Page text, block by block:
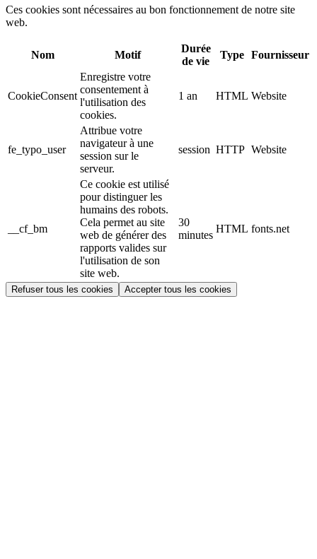
Ces cookies sont nécessaires au bon fonctionnement de notre site
web.
Nom Motif
Durée
de vie
Type Fournisseur
CookieConsent
Enregistre votre
consentement à
l'utilisation des
cookies.
1 an HTML Website
fe_typo_user
Attribue votre
navigateur à une
session sur le
serveur.
session HTTP Website
__cf_bm
Ce cookie est utilisé
pour distinguer les
humains des robots.
Cela permet au site
web de générer des
rapports valides sur
l'utilisation de son
site web.
30
minutes
HTML fonts.net
Refuser tous les cookies Accepter tous les cookies